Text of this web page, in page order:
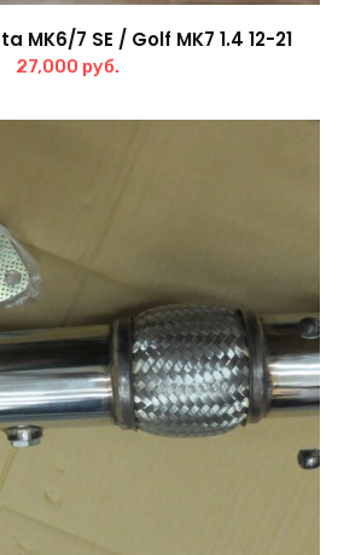
MK6/7 SE / Golf MK7 1.4 12-21
27,000 руб.